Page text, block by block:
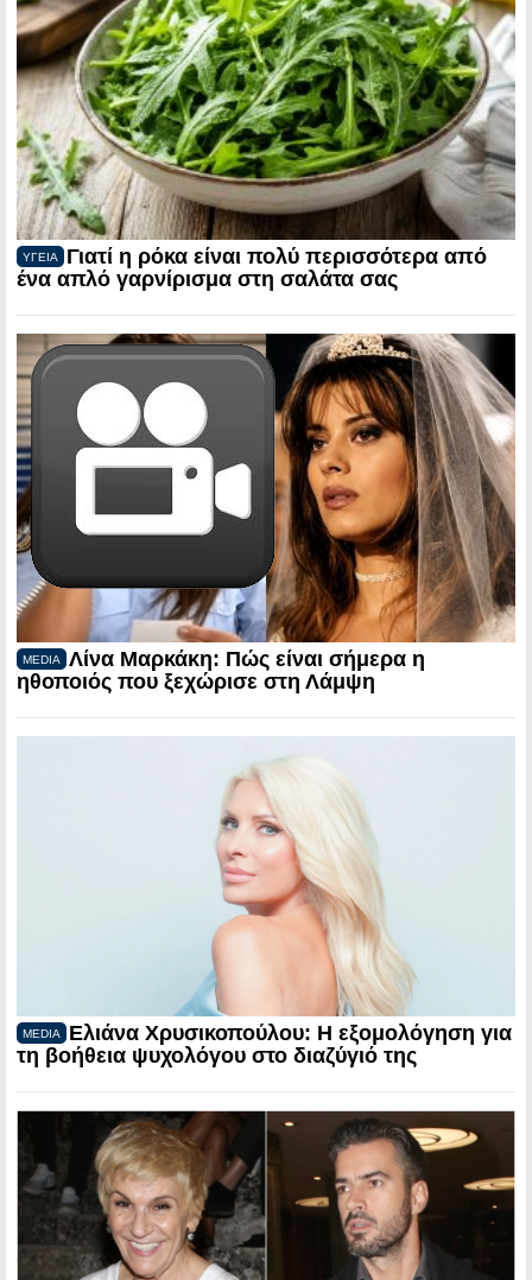
ΥΓΕΙΑ
Γιατί η ρόκα είναι πολύ περισσότερα από
ένα απλό γαρνίρισμα στη σαλάτα σας
MEDIA
Λίνα Μαρκάκη: Πώς είναι σήμερα η
ηθοποιός που ξεχώρισε στη Λάμψη
MEDIA
Ελιάνα Χρυσικοπούλου: Η εξομολόγηση για
τη βοήθεια ψυχολόγου στο διαζύγιό της